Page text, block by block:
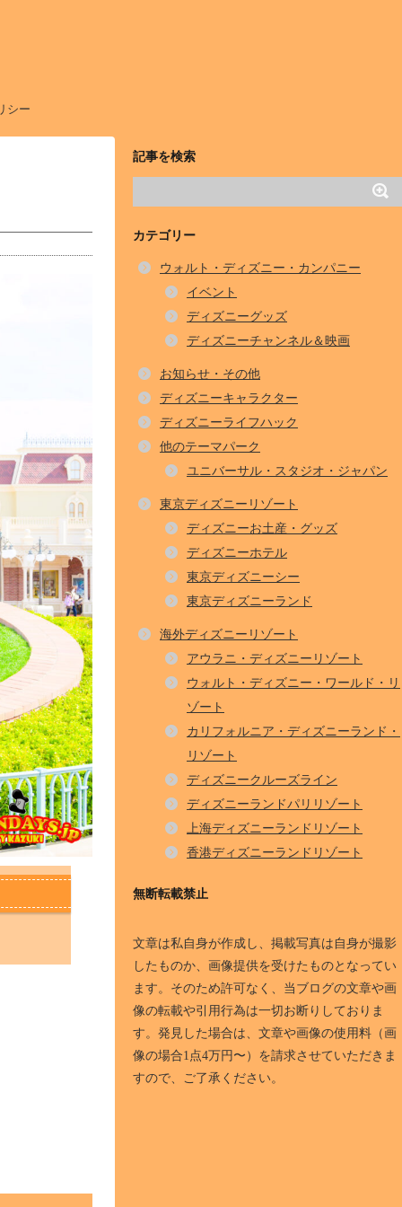
シー
記事を検索
カテゴリー
ウォルト・ディズニー・カンパニー
イベント
ディズニーグッズ
ディズニーチャンネル＆映画
お知らせ・その他
ディズニーキャラクター
ディズニーライフハック
他のテーマパーク
ユニバーサル・スタジオ・ジャパン
東京ディズニーリゾート
ディズニーお土産・グッズ
ディズニーホテル
東京ディズニーシー
東京ディズニーランド
海外ディズニーリゾート
アウラニ・ディズニーリゾート
ウォルト・ディズニー・ワールド・リ
ゾート
カリフォルニア・ディズニーランド・
リゾート
ディズニークルーズライン
ディズニーランドパリリゾート
上海ディズニーランドリゾート
香港ディズニーランドリゾート
無断転載禁止
文章は私自身が作成し、掲載写真は自身が撮影
したものか、画像提供を受けたものとなってい
ます。そのため許可なく、当ブログの文章や画
像の転載や引用行為は一切お断りしておりま
す。発見した場合は、文章や画像の使用料（画
像の場合1点4万円〜）を請求させていただきま
すので、ご了承ください。